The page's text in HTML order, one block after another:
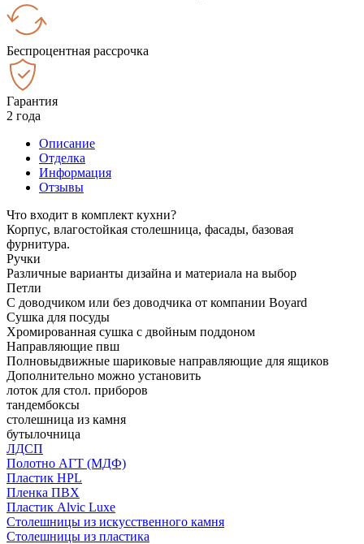
Беспроцентная рассрочка
Гарантия
2 года
Описание
Отделка
Информация
Отзывы
Что входит в комплект кухни?
Корпус, влагостойкая столешница, фасады, базовая
фурнитура.
Ручки
Различные варианты дизайна и материала на выбор
Петли
С доводчиком или без доводчика от компании Boyard
Сушка для посуды
Хромированная сушка с двойным поддоном
Направляющие пвш
Полновыдвижные шариковые направляющие для ящиков
Дополнительно можно установить
лоток для стол. приборов
тандембоксы
столешница из камня
бутылочница
ЛДСП
Полотно АГТ (МДФ)
Пластик HPL
Пленка ПВХ
Пластик Alvic Luxe
Столешницы из искусственного камня
Столешницы из пластика